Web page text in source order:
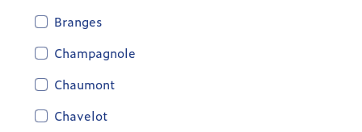
Branges
Champagnole
Chaumont
Chavelot